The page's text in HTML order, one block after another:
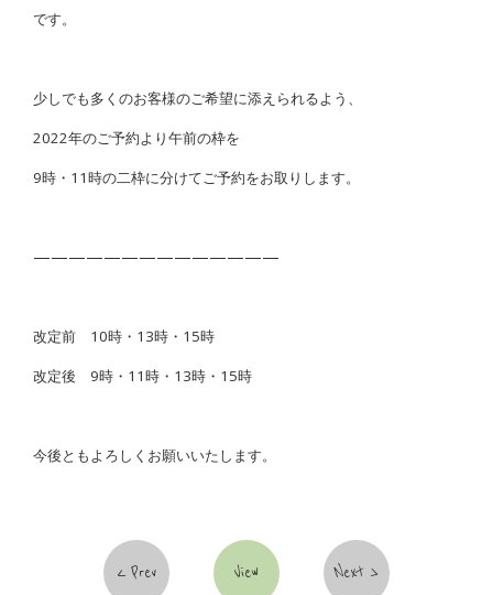
です。
少しでも多くのお客様のご希望に添えられるよう、
2022年のご予約より午前の枠を
9時・11時の二枠に分けてご予約をお取りします。
——————————————
改定前 10時・13時・15時
改定後 9時・11時・13時・15時
今後ともよろしくお願いいたします。
Prev View Next